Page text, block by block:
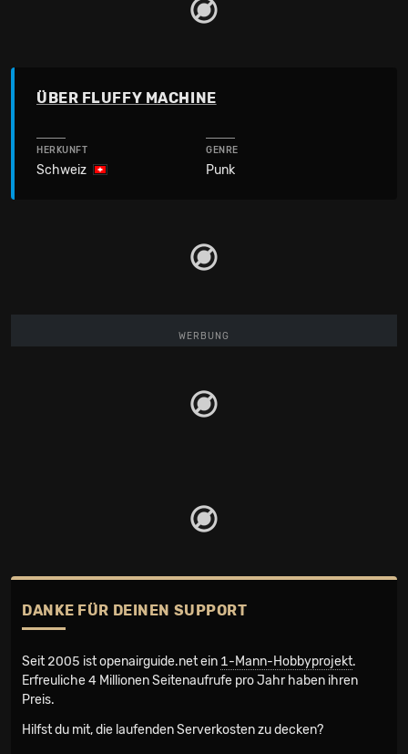
ÜBER FLUFFY MACHINE
HERKUNFT
Schweiz
GENRE
Punk
WERBUNG
DANKE FÜR DEINEN SUPPORT
Seit 2005 ist openairguide.net ein 1-Mann-Hobbyprojekt.
Erfreuliche 4 Millionen Seiten­aufrufe pro Jahr haben ihren
Preis.
Hilfst du mit, die laufenden Serverkosten zu decken?